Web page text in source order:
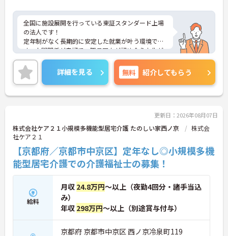
全国に施設展開を行っている東証スタンダード上場
の法人です！
定年制がなく長期的に安定した就業が叶う環境で
す。人間関係が良好で、職員同士が認め合う文化が
根付いています。
ご興味のある方には、面接対策ポイントなど、さら
に詳細をご案内しますのでお気軽にご相談くださ
い！
詳細を見る 無料 紹介してもらう
更新日：2026年08月07日
株式会社ケア２１小規模多機能型居宅介護 たのしい家西ノ京
株式会
社ケア２１
【京都府／京都市中京区】定年なし◎小規模多機
能型居宅介護での介護福祉士の募集！
給料
月収 24.8万円～以上（夜勤4回分・諸手当込
み）
年収 298万円～以上（別途賞与付与）
京都府 京都市中京区 西ノ京冷泉町119